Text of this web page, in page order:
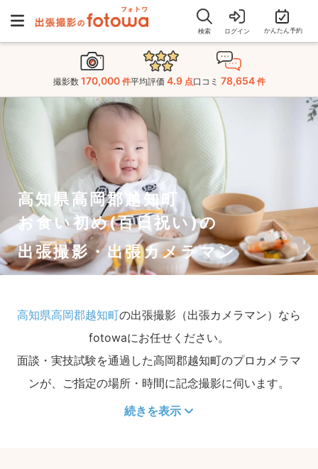
検索 ログイン かんたん予約
撮影数 170,000 件平均評価 4.9 点口コミ 78,654 件
高知県高岡郡越知町
お食い初め(百日祝い)の
出張撮影・出張カメラマン
高知県高岡郡越知町の出張撮影（出張カメラマン）なら
fotowaにお任せください。
面談・実技試験を通過した高岡郡越知町のプロカメラマ
ンが、ご指定の場所・時間に記念撮影に伺います。
続きを表示